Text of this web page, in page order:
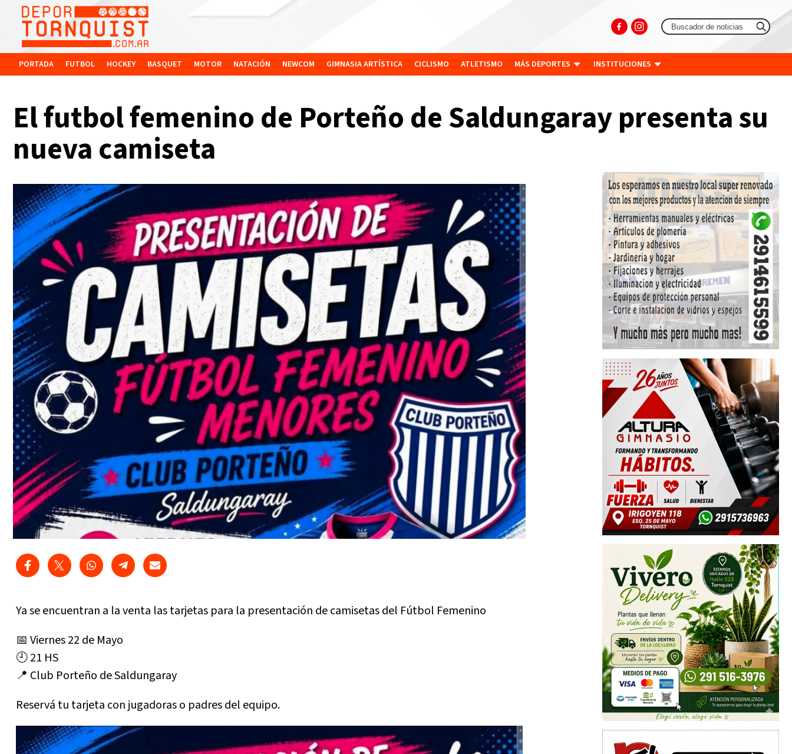
PORTADA FUTBOL HOCKEY BASQUET MOTOR NATACIÓN NEWCOM GIMNASIA ARTÍSTICA CICLISMO ATLETISMO MÁS DEPORTES INSTITUCIONES
El futbol femenino de Porteño de Saldungaray presenta su
nueva camiseta
Ya se encuentran a la venta las tarjetas para la presentación de camisetas del Fútbol Femenino
📅 Viernes 22 de Mayo
🕘 21 HS
📍 Club Porteño de Saldungaray
Reservá tu tarjeta con jugadoras o padres del equipo.